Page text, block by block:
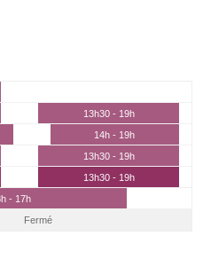
13h30 - 19h
14h - 19h
13h30 - 19h
13h30 - 19h
- 17h
Fermé